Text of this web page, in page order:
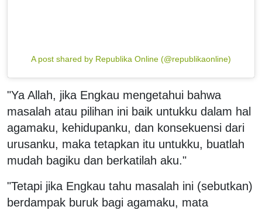
A post shared by Republika Online (@republikaonline)
"Ya Allah, jika Engkau mengetahui bahwa
masalah atau pilihan ini baik untukku dalam hal
agamaku, kehidupanku, dan konsekuensi dari
urusanku, maka tetapkan itu untukku, buatlah
mudah bagiku dan berkatilah aku."
"Tetapi jika Engkau tahu masalah ini (sebutkan)
berdampak buruk bagi agamaku, mata